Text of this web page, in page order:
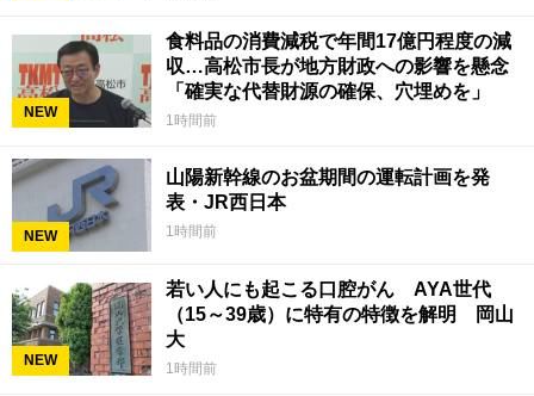
NEW
食料品の消費減税で年間17億円程度の減
収…高松市長が地方財政への影響を懸念
「確実な代替財源の確保、穴埋めを」
1時間前
NEW
山陽新幹線のお盆期間の運転計画を発
表・JR西日本
1時間前
NEW
若い人にも起こる口腔がん AYA世代
（15～39歳）に特有の特徴を解明 岡山
大
1時間前